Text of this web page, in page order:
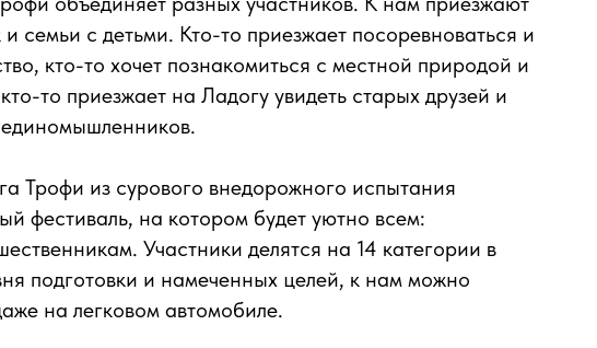
семьи с детьми. Кто-то приезжает посоревноваться и
кто-то хочет познакомиться с местной природой и
то приезжает на Ладогу увидеть старых друзей и
Трофи из сурового внедорожного испытания
фестиваль, на котором будет уютно всем:
Участники делятся на 14 категории в
подготовки и намеченных целей, к нам можно
на легковом автомобиле.